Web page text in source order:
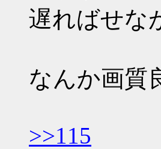
遅ればせな
なんか画質
>>115